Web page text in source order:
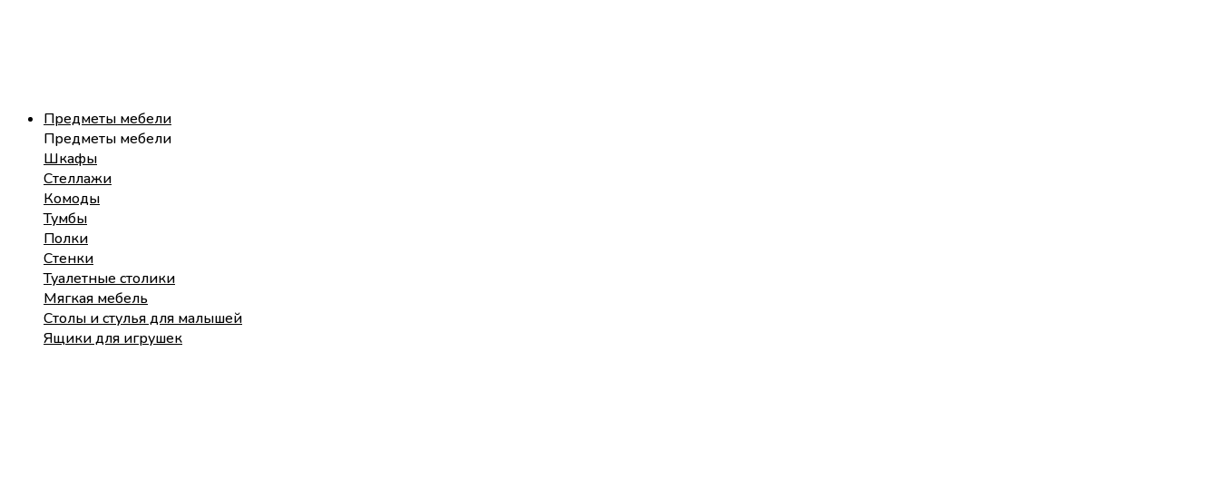
Предметы мебели
Предметы мебели
Шкафы
Стеллажи
Комоды
Тумбы
Полки
Стенки
Туалетные столики
Мягкая мебель
Столы и стулья для малышей
Ящики для игрушек